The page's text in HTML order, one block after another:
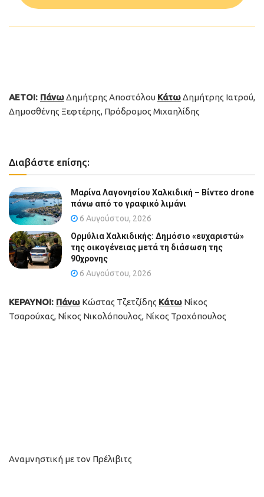
ΑΕΤΟΙ: ΠάνωΔημήτρης Αποστόλου ΚάτωΔημήτρης Ιατρού,
Δημοσθένης Ξεφτέρης, Πρόδρομος Μιχαηλίδης
Διαβάστε επίσης:
Μαρίνα Λαγονησίου Χαλκιδική – Βίντεο drone
πάνω από το γραφικό λιμάνι
6 Αυγούστου, 2026
Ορμύλια Χαλκιδικής: Δημόσιο «ευχαριστώ»
της οικογένειας μετά τη διάσωση της
90χρονης
6 Αυγούστου, 2026
ΚΕΡΑΥΝΟΙ: Πάνω Κώστας Τζετζίδης Κάτω Νίκος
Τσαρούχας, Νίκος Νικολόπουλος, Νίκος Τροχόπουλος
Αναμνηστική με τον Πρέλιβιτς